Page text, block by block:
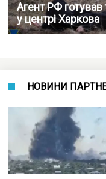
Агент РФ готував
у центрі Харкова
НОВИНИ